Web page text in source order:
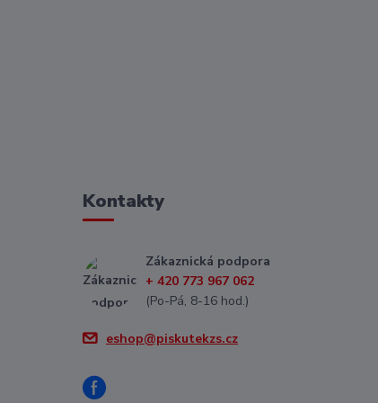
Kontakty
Zákaznická podpora
+ 420 773 967 062
(Po-Pá, 8-16 hod.)
eshop@piskutekzs.cz